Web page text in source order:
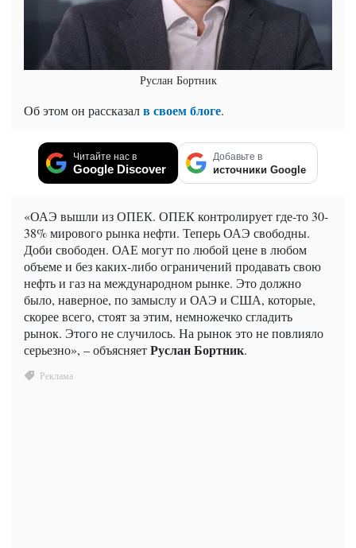
Руслан Бортник
Об этом он рассказалв своем блоге.
Читайте нас в
Google Discover
Добавьте в
источники Google
«ОАЭ вышли из ОПЕК. ОПЕК контролирует где-то 30-
38% мирового рынка нефти. Теперь ОАЭ свободны.
Доби свободен. ОАЕ могут по любой цене в любом
объеме и без каких-либо ограничений продавать свою
нефть и газ на международном рынке. Это должно
было, наверное, по замыслу и ОАЭ и США, которые,
скорее всего, стоят за этим, немножечко сгладить
рынок. Этого не случилось. На рынок это не повлияло
серьезно», – объясняетРуслан Бортник.